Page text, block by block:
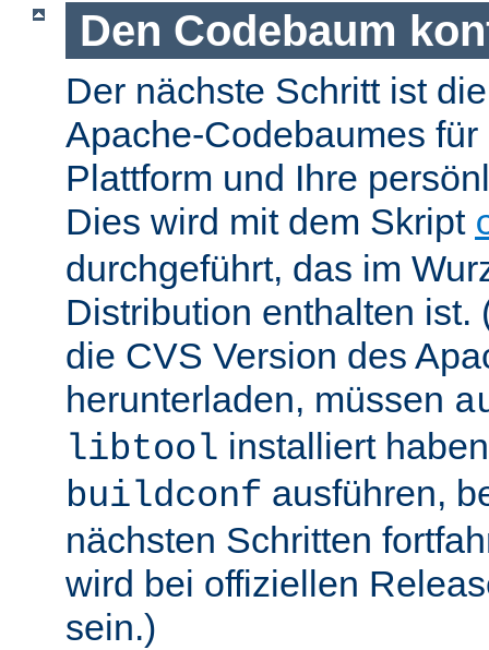
Den Codebaum
Der nächste Schritt ist
Apache-Codebaumes
Plattform und Ihre
Dies wird mit dem Skript
durchgeführt, das im
Distribution enthalten ist.
die CVS Version des
herunterladen, müssen
libtool installiert
buildconf ausführen,
nächsten Schritten
wird bei offiziellen
sein.)